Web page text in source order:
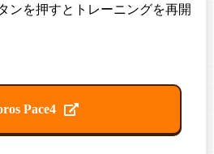
ンを押すとトレーニングを再開
Pace4